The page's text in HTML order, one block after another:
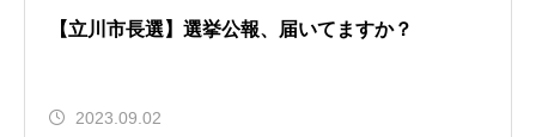
【立川市長選】選挙公報、届いてますか？
2023.09.02